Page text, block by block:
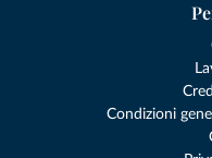
Condizioni